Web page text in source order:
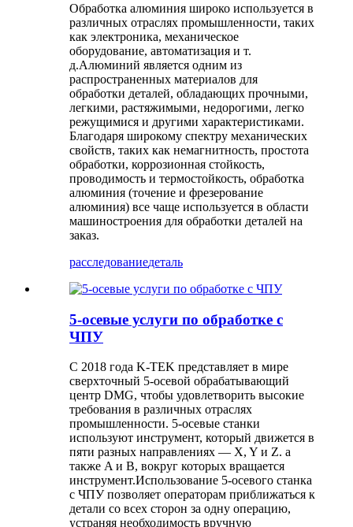
Обработка алюминия широко используется в
различных отраслях промышленности, таких
как электроника, механическое
оборудование, автоматизация и т.
д.Алюминий является одним из
распространенных материалов для
обработки деталей, обладающих прочными,
легкими, растяжимыми, недорогими, легко
режущимися и другими характеристиками.
Благодаря широкому спектру механических
свойств, таких как немагнитность, простота
обработки, коррозионная стойкость,
проводимость и термостойкость, обработка
алюминия (точение и фрезерование
алюминия) все чаще используется в области
машиностроения для обработки деталей на
заказ.
расследованиедеталь
5-осевые услуги по обработке с
ЧПУ
С 2018 года K-TEK представляет в мире
сверхточный 5-осевой обрабатывающий
центр DMG, чтобы удовлетворить высокие
требования в различных отраслях
промышленности. 5-осевые станки
используют инструмент, который движется в
пяти разных направлениях — X, Y и Z. а
также A и B, вокруг которых вращается
инструмент.Использование 5-осевого станка
с ЧПУ позволяет операторам приближаться к
детали со всех сторон за одну операцию,
устраняя необходимость вручную